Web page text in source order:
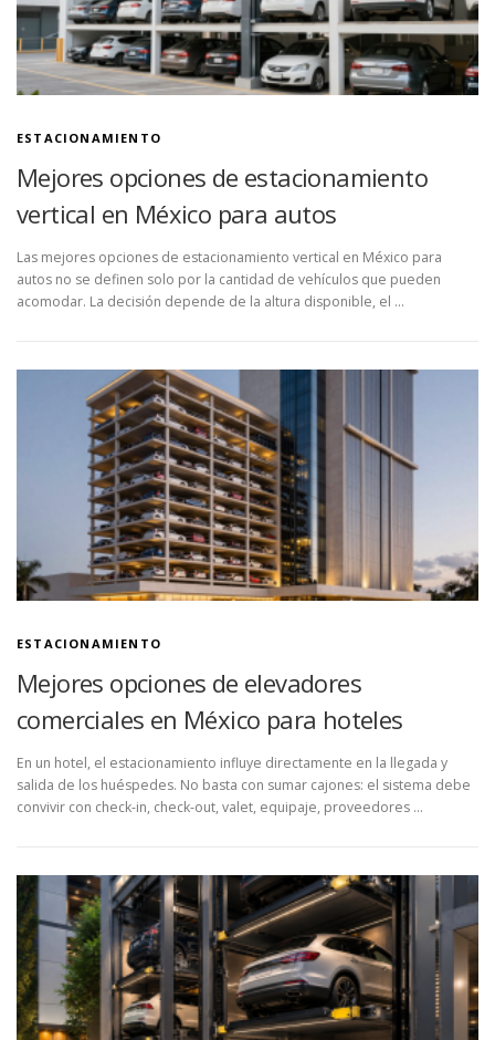
ESTACIONAMIENTO
Mejores opciones de estacionamiento
vertical en México para autos
Las mejores opciones de estacionamiento vertical en México para
autos no se definen solo por la cantidad de vehículos que pueden
acomodar. La decisión depende de la altura disponible, el …
ESTACIONAMIENTO
Mejores opciones de elevadores
comerciales en México para hoteles
En un hotel, el estacionamiento influye directamente en la llegada y
salida de los huéspedes. No basta con sumar cajones: el sistema debe
convivir con check-in, check-out, valet, equipaje, proveedores …